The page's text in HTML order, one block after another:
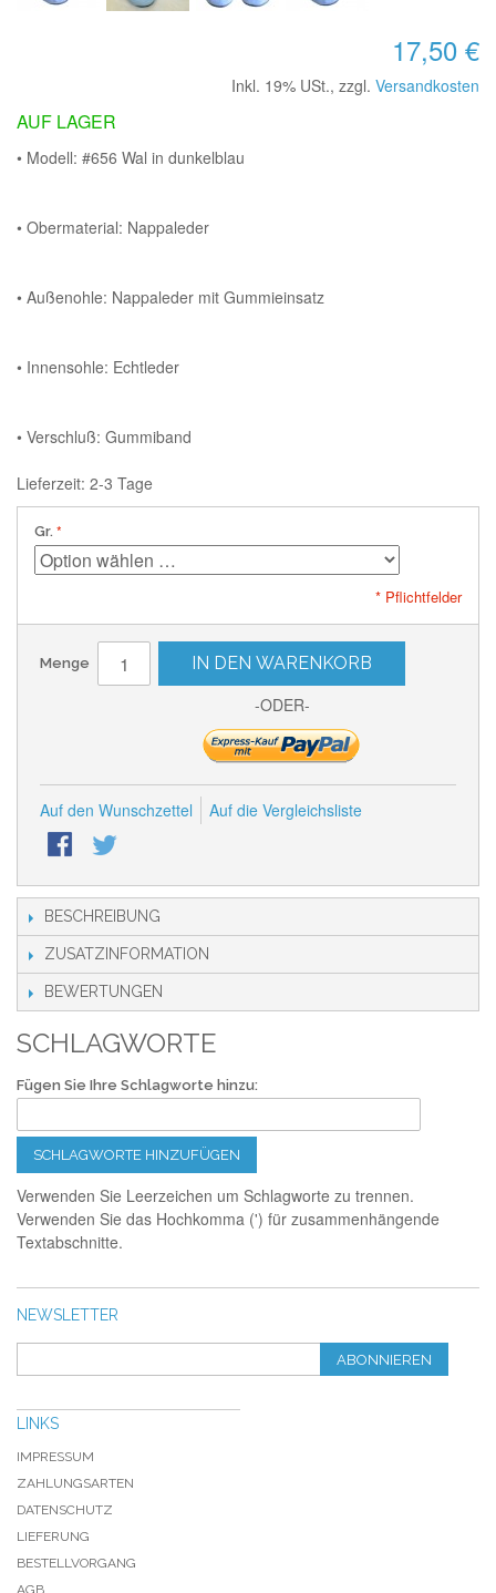
17,50 €
Inkl. 19% USt., zzgl. Versandkosten
AUF LAGER
• Modell: #656 Wal in dunkelblau
• Obermaterial: Nappaleder
• Außenohle: Nappaleder mit Gummieinsatz
• Innensohle: Echtleder
• Verschluß: Gummiband
Lieferzeit: 2-3 Tage
Gr.
* Pflichtfelder
Menge IN DEN WARENKORB
-ODER-
Auf den Wunschzettel Auf die Vergleichsliste
BESCHREIBUNG
ZUSATZINFORMATION
BEWERTUNGEN
SCHLAGWORTE
Fügen Sie Ihre Schlagworte hinzu:
SCHLAGWORTE HINZUFÜGEN
Verwenden Sie Leerzeichen um Schlagworte zu trennen.
Verwenden Sie das Hochkomma (') für zusammenhängende
Textabschnitte.
NEWSLETTER
ABONNIEREN
LINKS
IMPRESSUM
ZAHLUNGSARTEN
DATENSCHUTZ
LIEFERUNG
BESTELLVORGANG
AGB